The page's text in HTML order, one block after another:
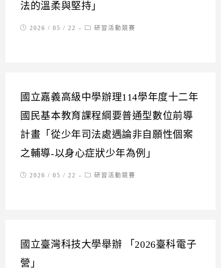
法的溫柔與堅持」
Post2026 / 05 / 22
Post研習活動競賽
國立嘉義高級中學辦理114學年度十二年
國民基本教育課程綱要普通型數位前導
計畫「從少年司法處遇論非自願性個案
之輔導-以身心症狀少年為例」
Post2026 / 05 / 22
Post研習活動競賽
國立臺灣科技大學舉辦 「2026臺科電子
營」